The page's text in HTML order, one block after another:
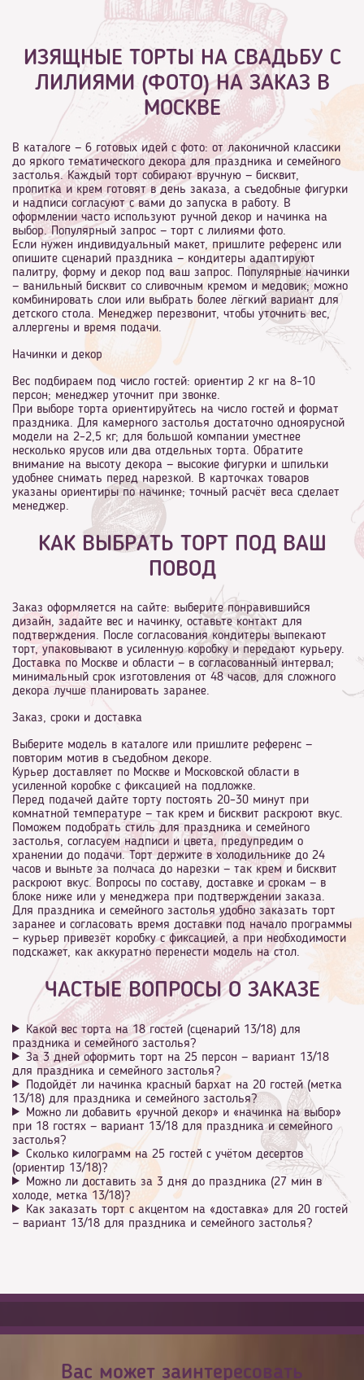
ИЗЯЩНЫЕ ТОРТЫ НА СВАДЬБУ С
ЛИЛИЯМИ (ФОТО) НА ЗАКАЗ В
МОСКВЕ
В каталоге — 6 готовых идей с фото: от лаконичной классики
до яркого тематического декора для праздника и семейного
застолья. Каждый торт собирают вручную — бисквит,
пропитка и крем готовят в день заказа, а съедобные фигурки
и надписи согласуют с вами до запуска в работу. В
оформлении часто используют ручной декор и начинка на
выбор. Популярный запрос — торт с лилиями фото.
Если нужен индивидуальный макет, пришлите референс или
опишите сценарий праздника — кондитеры адаптируют
палитру, форму и декор под ваш запрос. Популярные начинки
— ванильный бисквит со сливочным кремом и медовик; можно
комбинировать слои или выбрать более лёгкий вариант для
детского стола. Менеджер перезвонит, чтобы уточнить вес,
аллергены и время подачи.
Начинки и декор
Вес подбираем под число гостей: ориентир 2 кг на 8–10
персон; менеджер уточнит при звонке.
При выборе торта ориентируйтесь на число гостей и формат
праздника. Для камерного застолья достаточно одноярусной
модели на 2–2,5 кг; для большой компании уместнее
несколько ярусов или два отдельных торта. Обратите
внимание на высоту декора — высокие фигурки и шпильки
удобнее снимать перед нарезкой. В карточках товаров
указаны ориентиры по начинке; точный расчёт веса сделает
менеджер.
КАК ВЫБРАТЬ ТОРТ ПОД ВАШ
ПОВОД
Заказ оформляется на сайте: выберите понравившийся
дизайн, задайте вес и начинку, оставьте контакт для
подтверждения. После согласования кондитеры выпекают
торт, упаковывают в усиленную коробку и передают курьеру.
Доставка по Москве и области — в согласованный интервал;
минимальный срок изготовления от 48 часов, для сложного
декора лучше планировать заранее.
Заказ, сроки и доставка
Выберите модель в каталоге или пришлите референс —
повторим мотив в съедобном декоре.
Курьер доставляет по Москве и Московской области в
усиленной коробке с фиксацией на подложке.
Перед подачей дайте торту постоять 20–30 минут при
комнатной температуре — так крем и бисквит раскроют вкус.
Поможем подобрать стиль для праздника и семейного
застолья, согласуем надписи и цвета, предупредим о
хранении до подачи. Торт держите в холодильнике до 24
часов и выньте за полчаса до нарезки — так крем и бисквит
раскроют вкус. Вопросы по составу, доставке и срокам — в
блоке ниже или у менеджера при подтверждении заказа.
Для праздника и семейного застолья удобно заказать торт
заранее и согласовать время доставки под начало программы
— курьер привезёт коробку с фиксацией, а при необходимости
подскажет, как аккуратно перенести модель на стол.
ЧАСТЫЕ ВОПРОСЫ О ЗАКАЗЕ
Какой вес торта на 18 гостей (сценарий 13/18) для
праздника и семейного застолья?
За 3 дней оформить торт на 25 персон — вариант 13/18
для праздника и семейного застолья?
Подойдёт ли начинка красный бархат на 20 гостей (метка
13/18) для праздника и семейного застолья?
Можно ли добавить «ручной декор» и «начинка на выбор»
при 18 гостях — вариант 13/18 для праздника и семейного
застолья?
Сколько килограмм на 25 гостей с учётом десертов
(ориентир 13/18)?
Можно ли доставить за 3 дня до праздника (27 мин в
холоде, метка 13/18)?
Как заказать торт с акцентом на «доставка» для 20 гостей
— вариант 13/18 для праздника и семейного застолья?
Вас может заинтересовать